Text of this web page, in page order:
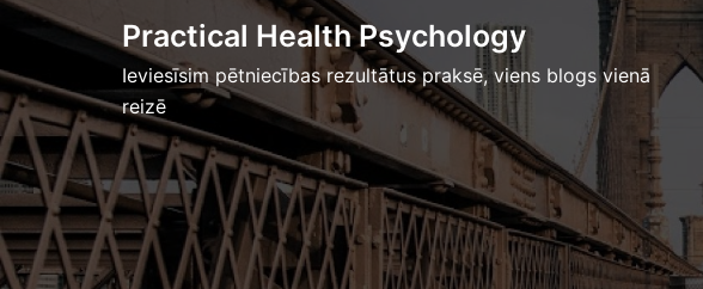
Skip
content
Practical Health Psychology
Ieviesīsim pētniecības rezultātus praksē, viens blogs vienā
reizē